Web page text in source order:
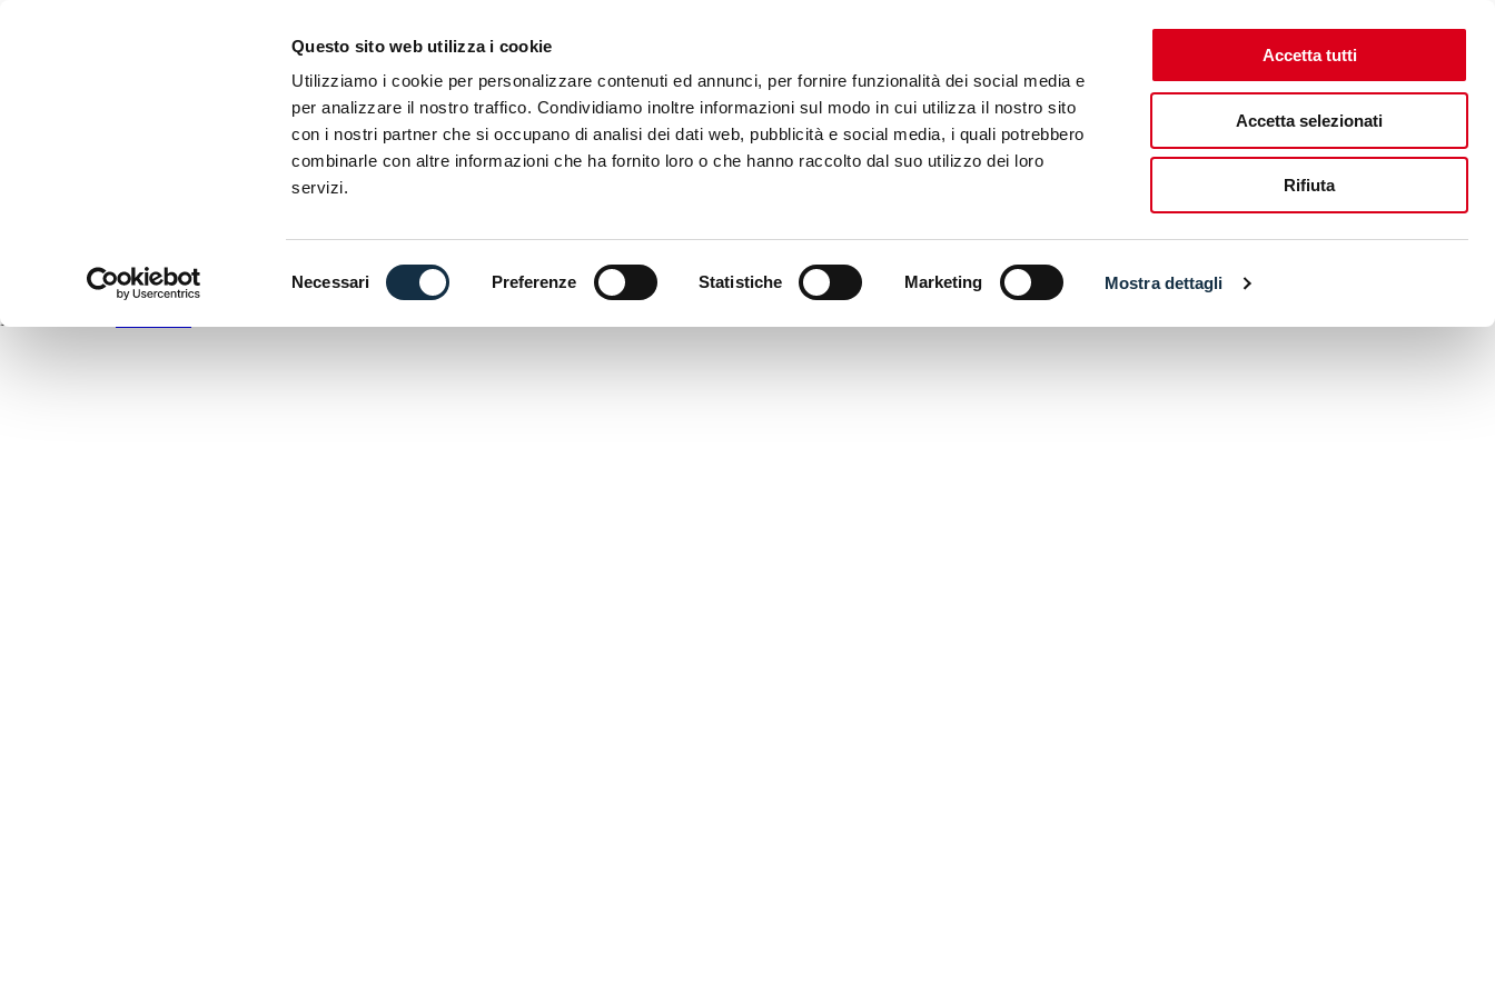
Questo sito web utilizza i cookie
Utilizziamo i cookie per personalizzare contenuti ed annunci, per fornire funzionalità dei social media e
per analizzare il nostro traffico. Condividiamo inoltre informazioni sul modo in cui utilizza il nostro sito
con i nostri partner che si occupano di analisi dei dati web, pubblicità e social media, i quali potrebbero
combinarle con altre informazioni che ha fornito loro o che hanno raccolto dal suo utilizzo dei loro
servizi.
Necessari Preferenze Statistiche Marketing Mostra dettagli
Accetta tutti
Accetta selezionati
Rifiuta
Esposizione internazionale delle due ruote
SKY - 10
Dimensione: 697.16 KB
Creata: 10-08-2023
Aggiornato: 10-08-2023
EICMA utilizza